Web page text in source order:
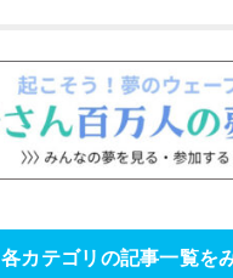
各カテゴリの記事一覧を